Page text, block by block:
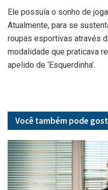
Ele possuía o sonho de
Atualmente, para se
roupas esportivas através
modalidade que praticava
apelido de ‘Esquerdinha’.
Você também pode